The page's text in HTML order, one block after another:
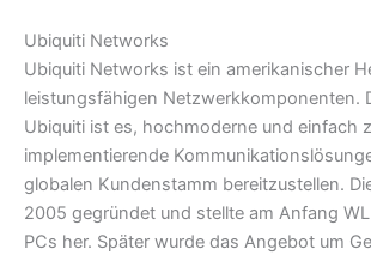
Ubiquiti Networks
Ubiquiti Networks ist ein amerikanischer
leistungsfähigen Netzwerkkomponenten.
Ubiquiti ist es, hochmoderne und einfach
implementierende
globalen Kundenstamm bereitzustellen.
2005 gegründet und stellte am Anfang
PCs her. Später wurde das Angebot um